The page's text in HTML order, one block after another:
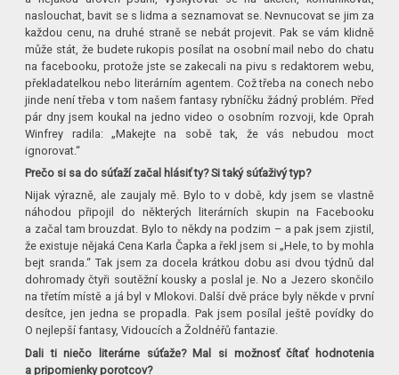
naslouchat, bavit se s lidma a seznamovat se. Nevnucovat se jim za
každou cenu, na druhé straně se nebát projevit. Pak se vám klidně
může stát, že budete rukopis posílat na osobní mail nebo do chatu
na facebooku, protože jste se zakecali na pivu s redaktorem webu,
překladatelkou nebo literárním agentem. Což třeba na conech nebo
jinde není třeba v tom našem fantasy rybníčku žádný problém. Před
pár dny jsem koukal na jedno video o osobním rozvoji, kde Oprah
Winfrey radila: „Makejte na sobě tak, že vás nebudou moct
ignorovat.“
Prečo si sa do súťaží začal hlásiť ty? Si taký súťaživý typ?
Nijak výrazně, ale zaujaly mě. Bylo to v době, kdy jsem se vlastně
náhodou připojil do některých literárních skupin na Facebooku
a začal tam brouzdat. Bylo to někdy na podzim – a pak jsem zjistil,
že existuje nějaká Cena Karla Čapka a řekl jsem si „Hele, to by mohla
bejt sranda.“ Tak jsem za docela krátkou dobu asi dvou týdnů dal
dohromady čtyři soutěžní kousky a poslal je. No a Jezero skončilo
na třetím místě a já byl v Mlokovi. Další dvě práce byly někde v první
desítce, jen jedna se propadla. Pak jsem posílal ještě povídky do
O nejlepší fantasy, Vidoucích a Žoldnéřů fantazie.
Dali ti niečo literárne súťaže? Mal si možnosť čítať hodnotenia
a pripomienky porotcov?